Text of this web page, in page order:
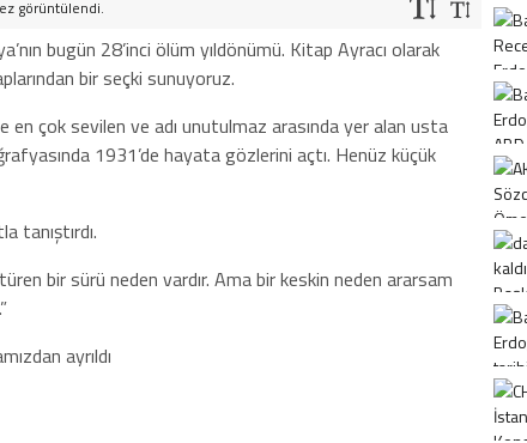
görüntülendi.
bugün 28’inci ölüm yıldönümü. Kitap Ayracı olarak
bir seçki sunuyoruz.
en çok sevilen ve adı unutulmaz arasında yer alan usta
1931’de hayata gözlerini açtı. Henüz küçük
tanıştırdı.
bir sürü neden vardır. Ama bir keskin neden ararsam